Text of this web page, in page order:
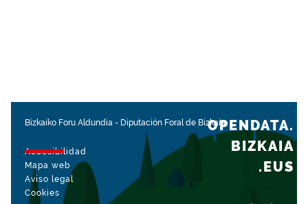
Bizkaiko Foru Aldundia - Diputación Foral de Bizkaia
Accesibilidad
Mapa web
Aviso legal
Cookies
OPENDATA.
BIZKAIA
.EUS